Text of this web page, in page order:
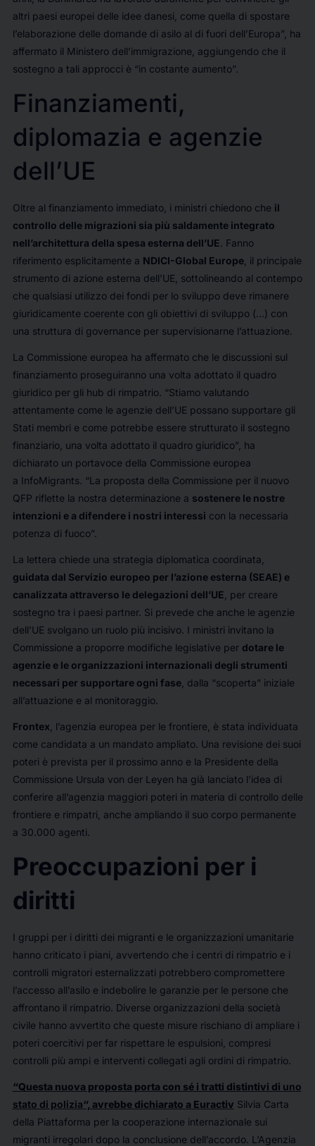
altri paesi europei delle idee danesi, come quella di spostare
l’elaborazione delle domande di asilo al di fuori dell’Europa”, ha
affermato il Ministero dell’immigrazione, aggiungendo che il
sostegno a tali approcci è “in costante aumento”.
Finanziamenti,
diplomazia e agenzie
dell’UE
Oltre al finanziamento immediato, i ministri chiedono che il
controllo delle migrazioni sia più saldamente integrato
nell’architettura della spesa esterna dell’UE. Fanno
riferimento esplicitamente a NDICI-Global Europe, il principale
strumento di azione esterna dell’UE, sottolineando al contempo
che qualsiasi utilizzo dei fondi per lo sviluppo deve rimanere
giuridicamente coerente con gli obiettivi di sviluppo (…) con
una struttura di governance per supervisionarne l’attuazione.
La Commissione europea ha affermato che le discussioni sul
finanziamento proseguiranno una volta adottato il quadro
giuridico per gli hub di rimpatrio. “Stiamo valutando
attentamente come le agenzie dell’UE possano supportare gli
Stati membri e come potrebbe essere strutturato il sostegno
finanziario, una volta adottato il quadro giuridico”, ha
dichiarato un portavoce della Commissione europea
a InfoMigrants. “La proposta della Commissione per il nuovo
QFP riflette la nostra determinazione a sostenere le nostre
intenzioni e a difendere i nostri interessi con la necessaria
potenza di fuoco”.
La lettera chiede una strategia diplomatica coordinata,
guidata dal Servizio europeo per l’azione esterna (SEAE) e
canalizzata attraverso le delegazioni dell’UE , per creare
sostegno tra i paesi partner. Si prevede che anche le agenzie
dell’UE svolgano un ruolo più incisivo. I ministri invitano la
Commissione a proporre modifiche legislative per dotare le
agenzie e le organizzazioni internazionali degli strumenti
necessari per supportare ogni fase, dalla “scoperta” iniziale
all’attuazione e al monitoraggio.
Frontex , l’agenzia europea per le frontiere, è stata individuata
come candidata a un mandato ampliato. Una revisione dei suoi
poteri è prevista per il prossimo anno e la Presidente della
Commissione Ursula von der Leyen ha già lanciato l’idea di
conferire all’agenzia maggiori poteri in materia di controllo delle
frontiere e rimpatri, anche ampliando il suo corpo permanente
a 30.000 agenti.
Preoccupazioni per i
diritti
I gruppi per i diritti dei migranti e le organizzazioni umanitarie
hanno criticato i piani, avvertendo che i centri di rimpatrio e i
controlli migratori esternalizzati potrebbero compromettere
l’accesso all’asilo e indebolire le garanzie per le persone che
affrontano il rimpatrio. Diverse organizzazioni della società
civile hanno avvertito che queste misure rischiano di ampliare i
poteri coercitivi per far rispettare le espulsioni, compresi
controlli più ampi e interventi collegati agli ordini di rimpatrio.
“Questa nuova proposta porta con sé i tratti distintivi di uno
stato di polizia“, ​​avrebbe dichiarato a Euractiv Silvia Carta
della Piattaforma per la cooperazione internazionale sui
migranti irregolari dopo la conclusione dell’accordo. L’Agenzia